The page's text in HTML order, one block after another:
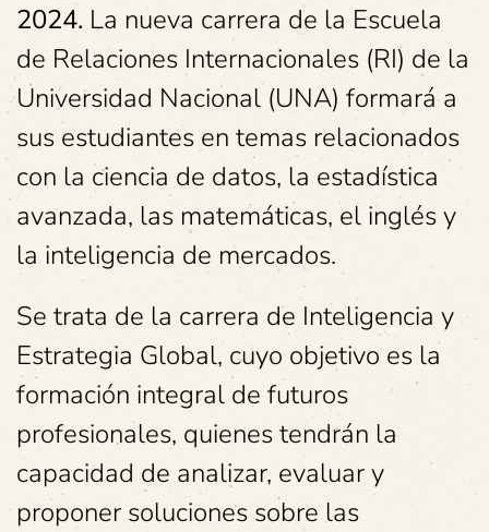
2024. La nueva carrera de la Escuela
de Relaciones Internacionales (RI) de la
Universidad Nacional (UNA) formará a
sus estudiantes en temas relacionados
con la ciencia de datos, la estadística
avanzada, las matemáticas, el inglés y
la inteligencia de mercados.
Se trata de la carrera de Inteligencia y
Estrategia Global, cuyo objetivo es la
formación integral de futuros
profesionales, quienes tendrán la
capacidad de analizar, evaluar y
proponer soluciones sobre las